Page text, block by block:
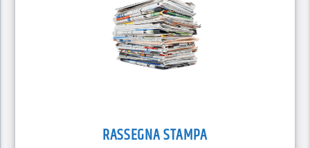
RASSEGNA STAMPA